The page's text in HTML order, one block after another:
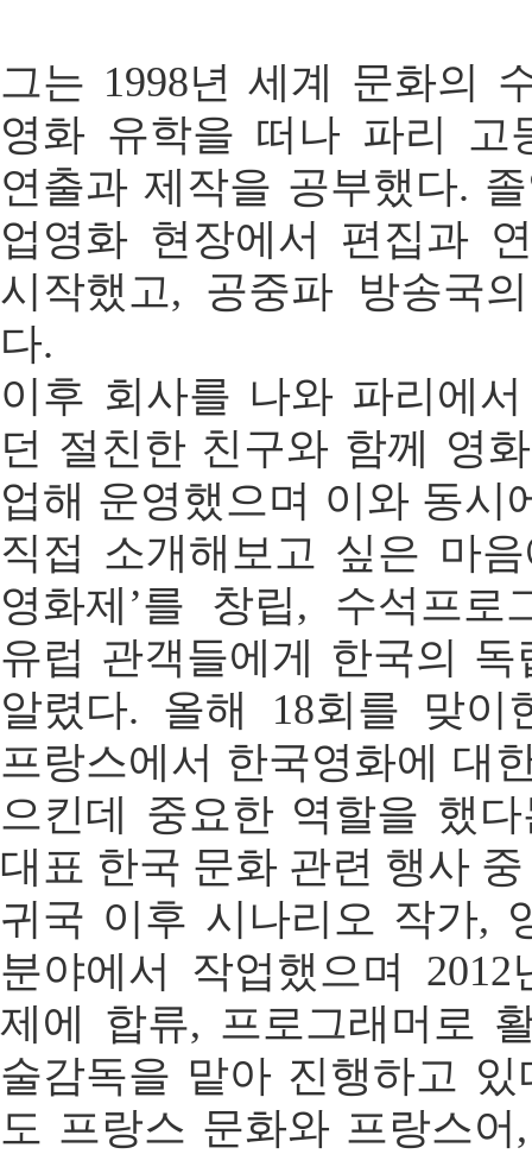
그는 1998년 세계 문화의
영화 유학을 떠나 파리 고
연출과 제작을 공부했다.
업영화 현장에서 편집과
시작했고, 공중파 방송국
다.
이후 회사를 나와 파리에
던 절친한 친구와 함께 영
업해 운영했으며 이와 동시
직접 소개해보고 싶은 마음
영화제’를 창립, 수석프로
유럽 관객들에게 한국의
알렸다. 올해 18회를 맞이
프랑스에서 한국영화에 대
으킨데 중요한 역할을 했
대표 한국 문화 관련 행사
귀국 이후 시나리오 작가,
분야에서 작업했으며
제에 합류, 프로그래머로
술감독을 맡아 진행하고
도 프랑스 문화와 프랑스